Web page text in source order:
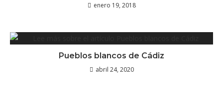
enero 19, 2018
Pueblos blancos de Cádiz
abril 24, 2020